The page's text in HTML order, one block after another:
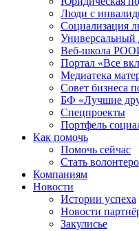
Люди с
Социализация
Универсальный
Веб-школа
Портал «Все
Медиатека
Совет бизнеса
БФ «Лучшие
Спецпроекты
Портфель
Как помочь
Помочь сейчас
Стать
Компаниям
Новости
Истории успеха
Новости
Закулисье